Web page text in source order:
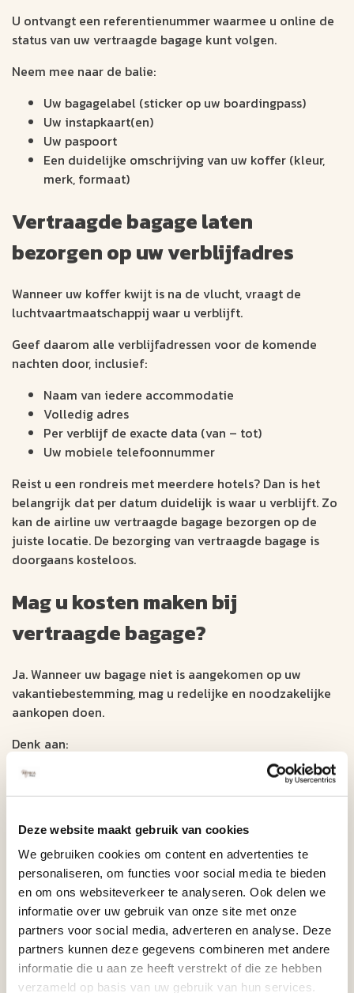
Deze website maakt gebruik van cookies
We gebruiken cookies om content en advertenties te
personaliseren, om functies voor social media te bieden
en om ons websiteverkeer te analyseren. Ook delen we
informatie over uw gebruik van onze site met onze
partners voor social media, adverteren en analyse. Deze
partners kunnen deze gegevens combineren met andere
informatie die u aan ze heeft verstrekt of die ze hebben
verzameld op basis van uw gebruik van hun services.
U ontvangt een referentienummer waarmee u online de
status van uw vertraagde bagage kunt volgen.
Neem mee naar de balie:
Uw bagagelabel (sticker op uw boardingpass)
Uw instapkaart(en)
Uw paspoort
Een duidelijke omschrijving van uw koffer (kleur,
merk, formaat)
Vertraagde bagage laten
bezorgen op uw verblijfadres
Wanneer uw koffer kwijt is na de vlucht, vraagt de
luchtvaartmaatschappij waar u verblijft.
Geef daarom alle verblijfadressen voor de komende
nachten door, inclusief:
Naam van iedere accommodatie
Volledig adres
Per verblijf de exacte data (van – tot)
Uw mobiele telefoonnummer
Reist u een rondreis met meerdere hotels? Dan is het
belangrijk dat per datum duidelijk is waar u verblijft. Zo
kan de airline uw vertraagde bagage bezorgen op de
juiste locatie. De bezorging van vertraagde bagage is
doorgaans kosteloos.
Mag u kosten maken bij
vertraagde bagage?
Ja. Wanneer uw bagage niet is aangekomen op uw
vakantiebestemming, mag u redelijke en noodzakelijke
aankopen doen.
Denk aan:
Ondergoed
Eventueel noodzakelijke medicatie
Bewaar altijd alle originele bonnen.
Hoeveel mag u declareren?
Dit verschilt per luchtvaartmaatschappij, maar de kosten
moeten redelijk zijn in verhouding tot de duur van de
vertraging.